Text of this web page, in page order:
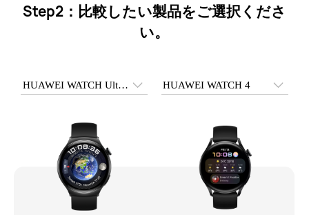
Step2：比較したい製品をご選択くださ
い。